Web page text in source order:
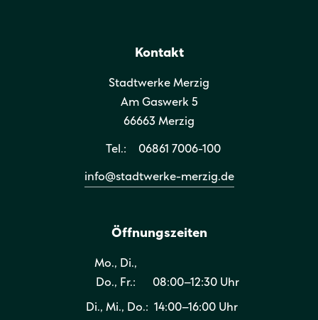
Kontakt
Stadtwerke Merzig
Am Gaswerk 5
66663 Merzig
Tel.: 06861 7006-100
info@stadtwerke-merzig.de
Öffnungszeiten
Mo., Di.,
Do., Fr.:
08:00–12:30 Uhr
Di., Mi., Do.: 14:00–16:00 Uhr